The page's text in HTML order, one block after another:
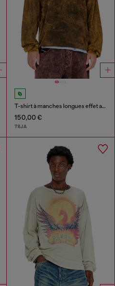
T-shirt à manches longues effet acid-wash, détails effilochés
150,00 €
78JA